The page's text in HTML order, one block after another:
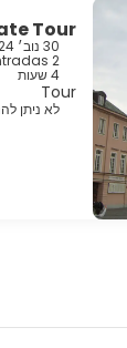
Tour
30 נוב׳ 2024
2 Entradas
4 שעות
Tour
לא ניתן